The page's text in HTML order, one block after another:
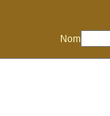
Nom